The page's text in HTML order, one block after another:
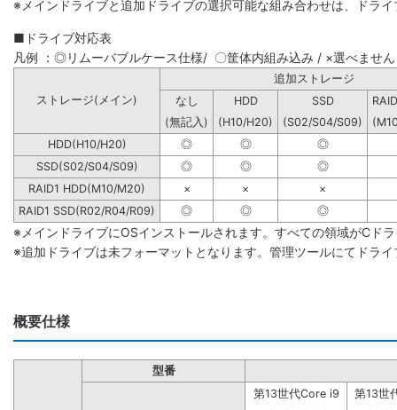
※メインドライブと追加ドライブの選択可能な組み合わせは、ドラ
■ドライブ対応表
凡例 ：◎リムーバブルケース仕様/ 〇筐体内組み込み / ×選べません
追加ストレー
ストレージ(メイン)
なし HDD SSD
(無記入)
(H10/H20) (S02/S04/S09)
HDD(H10/H20)
◎ ◎
◎
SSD(S02/S04/S09)
◎ ◎
◎
RAID1 HDD(M10/M20)
× ×
×
RAID1 SSD(R02/R04/R09)
◎ ◎ ◎
※メインドライブにOSインストールされます。すべての領域がCド
※追加ドライブは未フォーマットとなります。管理ツールにてドラ
概要仕様
型番
第13世代Core i9
第13世